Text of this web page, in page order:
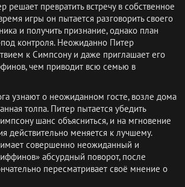
решает превратить встречу в собственное
игры он пытается разговорить своего
и получить признание, однако план
контроля. Неожиданно Питер
к Симпсону и даже приглашает его
чем приводит всю семью в
узнают о неожиданном госте, возле дома
толпа. Питер пытается убедить
шанс объясниться, и на мгновение
действительно меняется к лучшему.
совершенно неожиданный и
абсурдный поворот, после
пересматривает своё мнение о